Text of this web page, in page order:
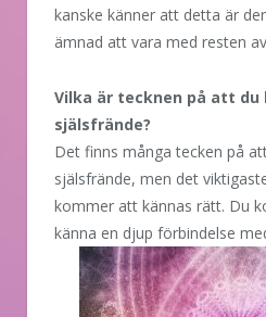
kanske känner att detta är
ämnad att vara med resten
Vilka är tecknen på att
själsfrände?
Det finns många tecken på
själsfrände, men det
kommer att kännas rätt. Du
känna en djup förbindelse